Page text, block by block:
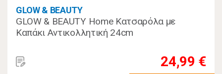
GLOW & BEAUTY
GLOW & BEAUTY Home Κατσαρόλα με
Καπάκι Αντικολλητική 24cm
24,99 €